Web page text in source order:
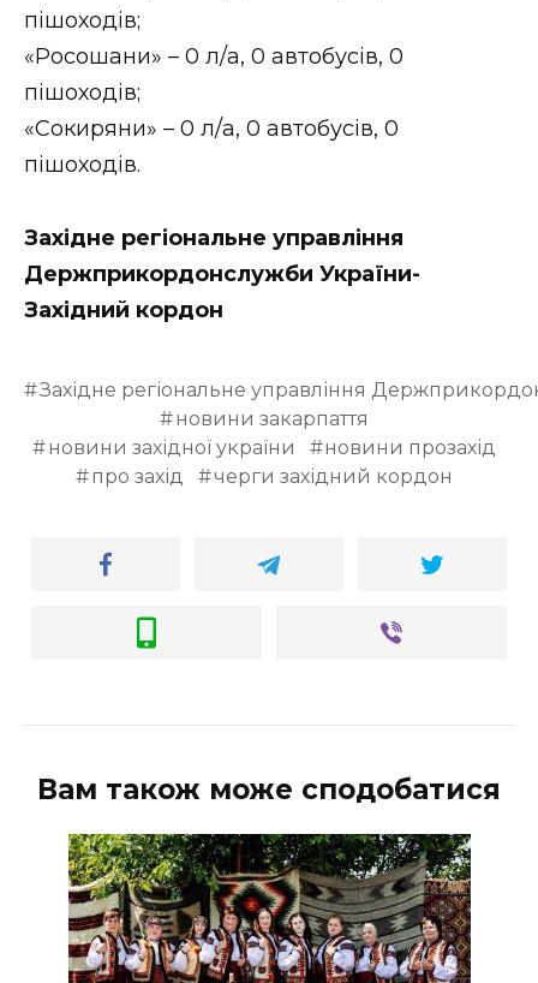
пішоходів;
«Росошани» – 0 л/а, 0 автобусів, 0
пішоходів;
«Сокиряни» – 0 л/а, 0 автобусів, 0
пішоходів.
Західне регіональне управління
Держприкордонслужби України-
Західний кордон
Західне регіональне управління
новини закарпаття
новини західної україни
новини прозахід
про захід
черги західний кордон
Вам також може сподобатися